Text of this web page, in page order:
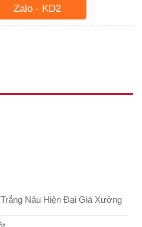
Zalo - KD2
Nâu Hiện Đại Giá Xưởng